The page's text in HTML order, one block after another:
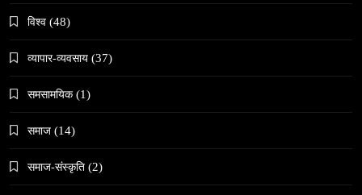
May 6, 2024
विश्व (48)
व्यापार-व्यवसाय (37)
समसामयिक (1)
समाज (14)
समाज-संस्कृति (2)